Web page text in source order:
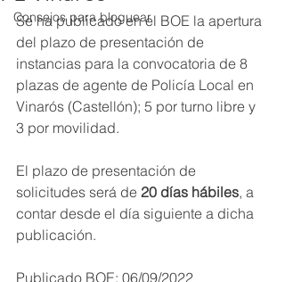
Consejos para bloguear
Se ha publicado en el BOE la apertura
del plazo de presentación de
instancias para la convocatoria de 8
plazas de agente de Policía Local en
Vinarós (Castellón); 5 por turno libre y
3 por movilidad.
El plazo de presentación de
solicitudes será de 20 días hábiles, a
contar desde el día siguiente a dicha
publicación.
Publicado BOE: 06/09/2022